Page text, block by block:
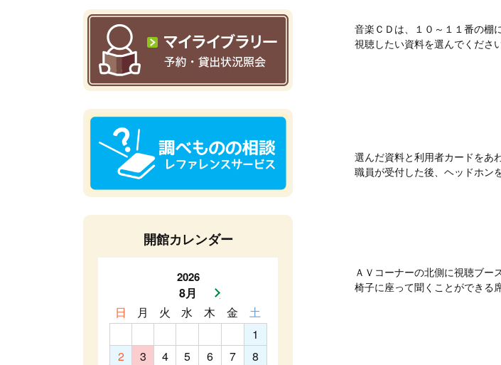
音楽ＣＤは、１０～１１番の棚
視聴したい資料を選んでください
選んだ資料と利用者カードをあ
職員が受付した後、ヘッドホン
ＡＶコーナーの北側に視聴ブー
椅子に座って聞くことができる
開館カレンダー
2026
8月
次月へ
日
月 火 水 木 金
土
1
2
3 4 5 6 7
8